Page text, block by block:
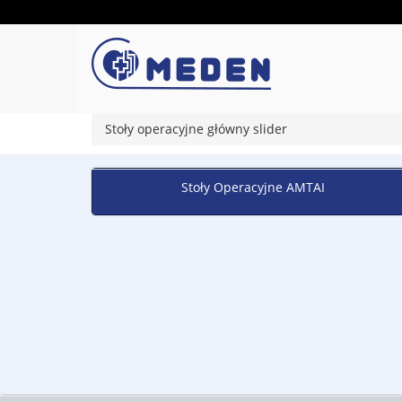
Stoły operacyjne główny slider
Stoły Operacyjne AMTAI